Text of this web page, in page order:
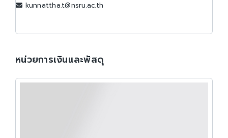
kunnattha.t@nsru.ac.th
หน่วยการเงินและพัสดุ